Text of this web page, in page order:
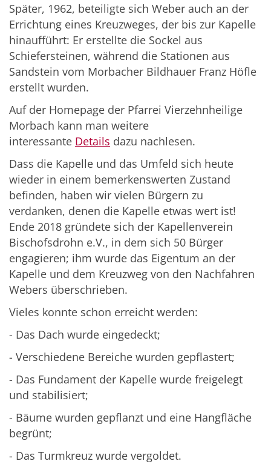
Später, 1962, beteiligte sich Weber auch an der
Errichtung eines Kreuzweges, der bis zur Kapelle
hinaufführt: Er erstellte die Sockel aus
Schiefersteinen, während die Stationen aus
Sandstein vom Morbacher Bildhauer Franz Höfle
erstellt wurden.
Auf der Homepage der Pfarrei Vierzehnheilige
Morbach kann man weitere
interessante Details dazu nachlesen.
Dass die Kapelle und das Umfeld sich heute
wieder in einem bemerkenswerten Zustand
befinden, haben wir vielen Bürgern zu
verdanken, denen die Kapelle etwas wert ist!
Ende 2018 gründete sich der Kapellenverein
Bischofsdrohn e.V., in dem sich 50 Bürger
engagieren; ihm wurde das Eigentum an der
Kapelle und dem Kreuzweg von den Nachfahren
Webers überschrieben.
Vieles konnte schon erreicht werden:
- Das Dach wurde eingedeckt;
- Verschiedene Bereiche wurden gepflastert;
- Das Fundament der Kapelle wurde freigelegt
und stabilisiert;
- Bäume wurden gepflanzt und eine Hangfläche
begrünt;
- Das Turmkreuz wurde vergoldet.